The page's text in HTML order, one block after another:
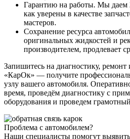
Гарантию на работы. Мы даем
как уверены в качестве
мастеров.
Сохранение ресурса
оригинальных жидкостей и
производителем, продлевает
Запишитесь на диагностику,
«КарОк» — получите
узлу вашего автомобиля.
время, проведём диагностику с
оборудования и проведем
Проблема с автомобилем?
Наши специалисты помогут